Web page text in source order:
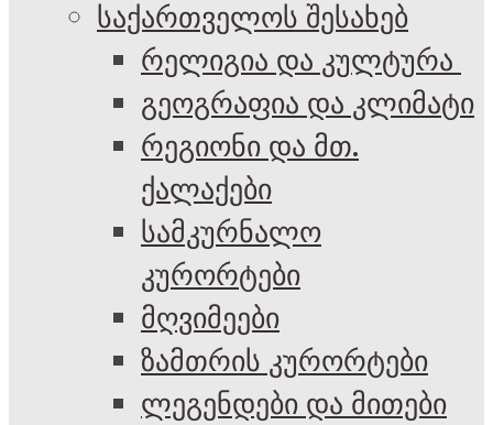
საქართველოს შესახებ
რელიგია და კულტურა
გეოგრაფია და კლიმატი
რეგიონი და მთ.
ქალაქები
სამკურნალო
კურორტები
მღვიმეები
ზამთრის კურორტები
ლეგენდები და მითები